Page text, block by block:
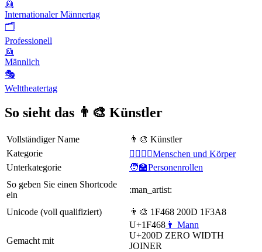
👱
Internationaler Männertag
🗂
Professionell
👱
Männlich
🎭
Welttheatertag
So sieht das 👨‍🎨 Künstler
Vollständiger Name
👨‍🎨 Künstler
Kategorie
👩‍❤️‍💋‍👨Menschen und Körper
Unterkategorie
🧑‍🏫Personenrollen
So geben Sie einen Shortcode
ein
:man_artist:
Unicode (voll qualifiziert) 👨‍🎨 1F468 200D 1F3A8
Gemacht mit
U+1F468 👨 Mann
U+200D ZERO WIDTH
JOINER